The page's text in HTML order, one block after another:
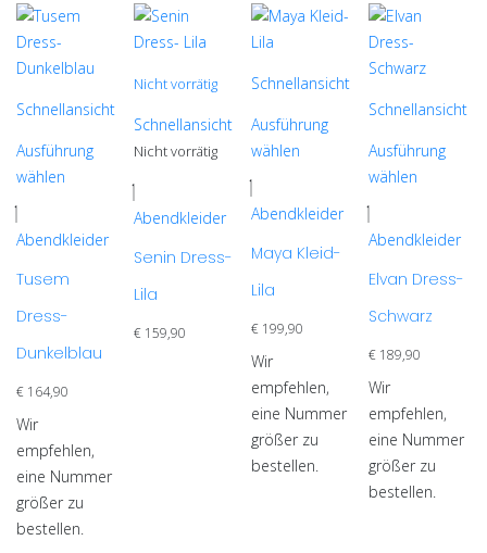
Schnellansicht
Ausführung
wählen
Dieses
Produkt
mehrere
Varianten
Die
Optionen
auf
der
Produktseite
gewählt
werden
Abendkleider
Tusem
Dress-
Dunkelblau
€ 164,90
Wir
empfehlen,
eine Nummer
größer zu
bestellen.
Nicht vorrätig
Schnellansicht
Nicht vorrätig
Dieses
Produkt
mehrere
Varianten
Abendkleider
Senin Dress-
Lila
€ 159,90
Schnellansicht
Ausführung
wählen
Dieses
Produkt
mehrere
Varianten
Die
Optionen
können
auf
der
Produktseite
Abendkleider
Maya Kleid-
Lila
€ 199,90
Wir
empfehlen,
eine Nummer
größer zu
bestellen.
Schnellansicht
Ausführung
wählen
Dieses
Produkt
mehrere
Varianten
Die
Optionen
können
auf
der
Produktseite
Abendkleider
Elvan Dress-
Schwarz
€ 189,90
Wir
empfehlen,
eine Nummer
größer zu
bestellen.